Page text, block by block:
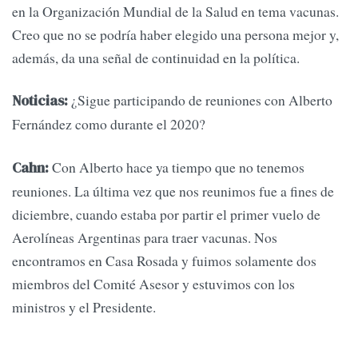
en la Organización Mundial de la Salud en tema vacunas.
Creo que no se podría haber elegido una persona mejor y,
además, da una señal de continuidad en la política.
Noticias: ¿Sigue participando de reuniones con Alberto
Fernández como durante el 2020?
Cahn:Con Alberto hace ya tiempo que no tenemos
reuniones. La última vez que nos reunimos fue a fines de
diciembre, cuando estaba por partir el primer vuelo de
Aerolíneas Argentinas para traer vacunas. Nos
encontramos en Casa Rosada y fuimos solamente dos
miembros del Comité Asesor y estuvimos con los
ministros y el Presidente.